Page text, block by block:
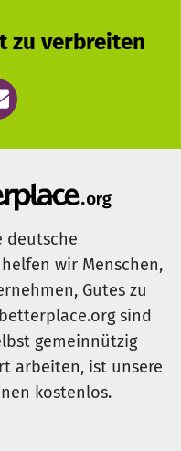
zu verbreiten
deutsche
wir Menschen,
Gutes zu
sind
gemeinnützig
arbeiten, ist unsere
kostenlos.